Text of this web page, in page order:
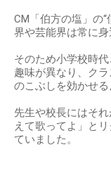
CM「伯方の塩」の
界や芸能界は常に身
そのため小学校時
趣味が異なり、ク
のこぶしを効かせる
先生や校長にはそ
えて歌ってよ」と
ていました。